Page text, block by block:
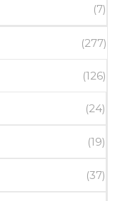
(7)
(277)
(126)
(24)
(19)
(37)